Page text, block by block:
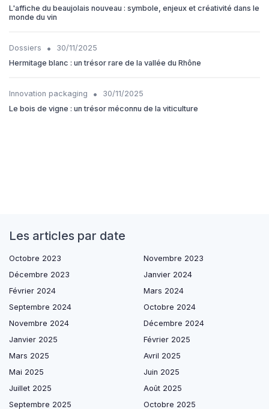
L'affiche du beaujolais nouveau : symbole, enjeux et créativité dans le
monde du vin
Dossiers •
30/11/2025
Hermitage blanc : un trésor rare de la vallée du Rhône
Innovation packaging •
30/11/2025
Le bois de vigne : un trésor méconnu de la viticulture
Les articles par date
Octobre 2023
Novembre 2023
Décembre 2023
Janvier 2024
Février 2024
Mars 2024
Septembre 2024
Octobre 2024
Novembre 2024
Décembre 2024
Janvier 2025
Février 2025
Mars 2025
Avril 2025
Mai 2025
Juin 2025
Juillet 2025
Août 2025
Septembre 2025
Octobre 2025